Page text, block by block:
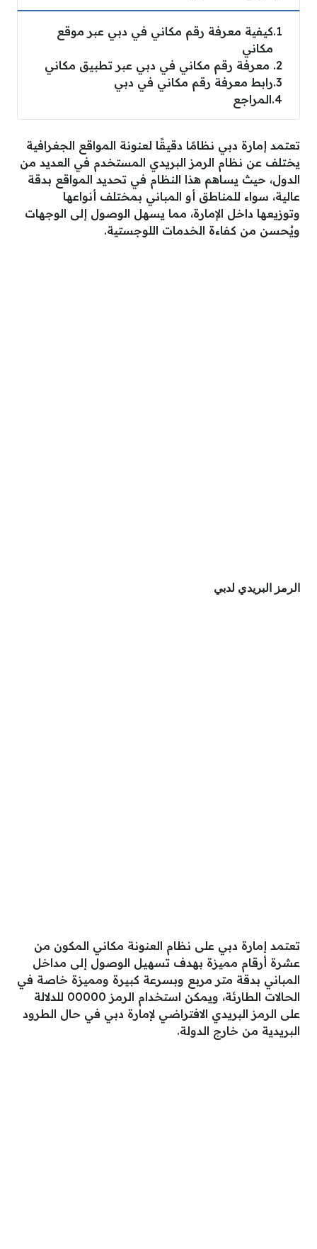
1 كيفية معرفة رقم مكاني في دبي عبر موقع
مكاني
2 معرفة رقم مكاني في دبي عبر تطبيق مكاني
3 رابط معرفة رقم مكاني في دبي
4 المراجع
تعتمد إمارة دبي نظامًا دقيقًا لعنونة المواقع الجغرافية
يختلف عن نظام الرمز البريدي المستخدم في العديد من
الدول، حيث يساهم هذا النظام في تحديد المواقع بدقة
عالية، سواء للمناطق أو المباني بمختلف أنواعها
وتوزيعها داخل الإمارة، مما يسهل الوصول إلى الوجهات
ويُحسن من كفاءة الخدمات اللوجستية.
الرمز البريدي لدبي
تعتمد إمارة دبي على نظام العنونة مكاني المكون من
عشرة أرقام مميزة بهدف تسهيل الوصول إلى مداخل
المباني بدقة متر مربع وبسرعة كبيرة ومميزة خاصة في
الحالات الطارئة، ويمكن استخدام الرمز 00000 للدلالة
على الرمز البريدي الافتراضي لإمارة دبي في حال الطرود
البريدية من خارج الدولة.